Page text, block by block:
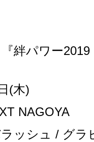
絆パワー2019
(木)
NAGOYA
ッシュ / グラ